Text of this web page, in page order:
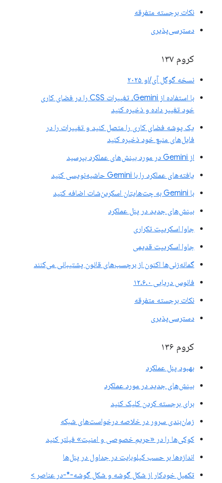
نکات برجسته متفرقه
دسترسی‌پذیری
کروم ۱۳۷
نسخه گوگل آی/او ۲۰۲۵
با استفاده از Gemini، تغییرات CSS را در فضای کاری
خود تغییر داده و ذخیره کنید
یک پوشه فضای کاری را متصل کنید و تغییرات را در
فایل‌های منبع خود ذخیره کنید
از Gemini در مورد بینش‌های عملکرد بپرسید
یافته‌های عملکرد را با Gemini حاشیه‌نویسی کنید
با Gemini به چت‌هایتان اسکرین‌شات اضافه کنید
بینش‌های جدید در پنل عملکرد
جاوا اسکریپت تکراری
جاوا اسکریپت قدیمی
گمانه‌زنی‌ها اکنون از برچسب‌های قانون پشتیبانی می‌کنند
فانوس دریایی ۱۲.۶.۰
نکات برجسته متفرقه
دسترسی‌پذیری
کروم ۱۳۶
بهبود پنل عملکرد
بینش‌های جدید در مورد عملکرد
برای برجسته کردن کلیک کنید
زمان‌بندی سرور در خلاصه درخواست‌های شبکه
کوکی‌ها را در «حریم خصوصی و امنیت» فیلتر کنید
اندازه‌ها بر حسب کیلوبایت در جداول در پنل‌ها
تکمیل خودکار از شکل گوشه و شکل گوشه-*-در عناصر >